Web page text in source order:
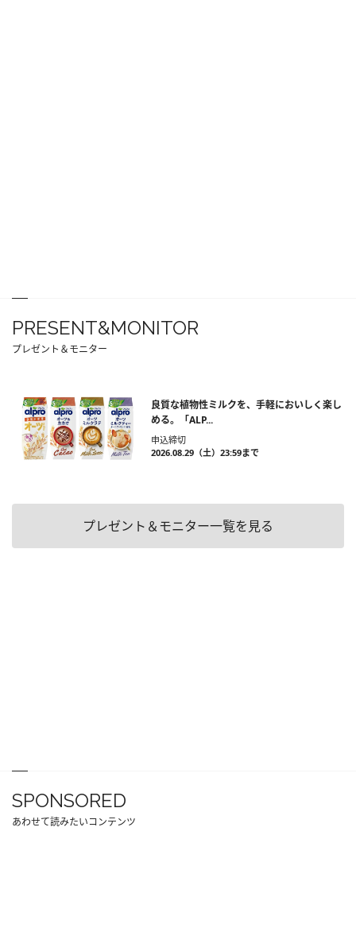
PRESENT&MONITOR
プレゼント＆モニター
良質な植物性ミルクを、手軽においしく楽し
める。「ALP...
申込締切
2026.08.29（土）23:59まで
プレゼント＆モニター一覧を見る
SPONSORED
あわせて読みたいコンテンツ